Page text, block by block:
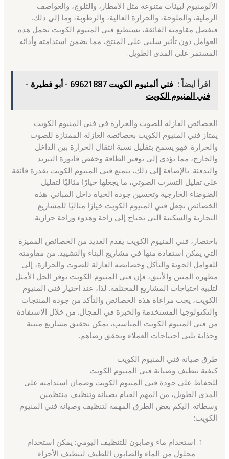
الألومنيوم لبيئات متنوعة مثل الأمطار، والثلوج، والعواصف
الرملية، والملوحة، والحرارة العالية، والرطوبة، وما إلى ذلك.
فبفضل مقاومته الفائقة، يستطيع فني المنيوم الكويت تحمل هذه
العوامل دون تأثير سلبي على المنتج، مما يضمن استدامته وأدائه
المستمر على المدى الطويل.
اقرأ ايضاً :
فني ألمنيوم الكويت 69621887 - أبو فطيرة -
فني المنيوم الكويت
الخصائص العازلة للصوت والحرارة في فني المنيوم الكويت
يمتاز فني المنيوم الكويت بخصائصه العازلة الممتازة للصوت
والحرارة. فهو يسمح بتقليل نسبة انتقال الحرارة بين الداخل
والخارج، مما يؤدي إلى توفير الطاقة وخفض فاتورة التبريد
والتدفئة. بالإضافة إلى ذلك، يتمتع فني المنيوم الكويت بقدرة فائقة
على تقليل التسرب الصوتي، ما يجعلها خيارًا مثاليًا لتقليل
الضوضاء الخارجية وتحسين جودة الحياة داخل المباني. هذه
الخصائص تجعل فني المنيوم الكويت خيارًا مثاليًا للمشاريع
التجارية والسكنية التي تحتاج إلى راحة وهدوء وراحة حرارية.
باختصار، فني المنيوم الكويت يقدم العديد من الخصائص المميزة
التي يمكن استفادة منها في مشاريع البناء والتشييد. من مقاومته
للعوامل الجوية والتآكل وخصائصه العازلة للصوت والحرارة، إلى
مظهره المتين والأنيق، فإن فني المنيوم الكويت يوفر الحل الأمثل
لتلبية احتياجات المشاريع المختلفة. لذا، عند اختيار فني المنيوم
الكويت، يجب مراعاة هذه الخصائص والتأكد من جودة المنتجات
والتكنولوجيا المستخدمة والخبرة في المجال. من خلال الاستفادة
من فني المنيوم الكويت المناسب، يمكن تحقيق مشاريع متينة
وجذابة تلبي احتياجات العملاء وتحقق رضاهم.
طرق صيانة فني المنيوم الكويت
كيفية تنظيف وصيانة فني المنيوم الكويت
للحفاظ على جودة فني المنيوم الكويت وضمان استدامته على
المدى الطويل، من المهم القيام بصيانة وتنظيف منتظمين
وسطاته. إليكم بعض الطرق المهمة لتنظيف وصيانة فني المنيوم
الكويت:
استخدام ماء وصابون للتنظيف اليومي: يمكن استخدام
محلول من الماء والصابون اللطيف لتنظيف الأجزاء